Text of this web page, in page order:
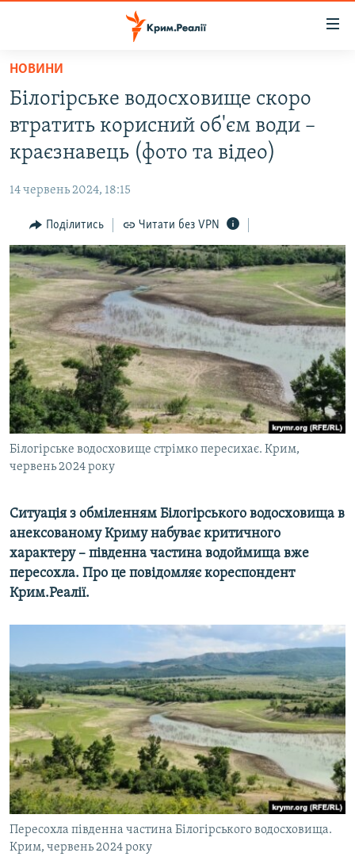
Перейти
основного
матеріалу
Перейти
до
основної
навігації
Перейти
до
пошуку
ВОДА.КРИМ
ВІДЕО ТА ФОТО
БЛОГИ
ПОГЛЯД
ІНТЕРВ'Ю
ВСЕ ЗА ДЕНЬ
СПЕЦПРОЕКТИ
ДЕПОРТАЦІЯ
ВІДЕОУРОКИ «ELIFBE»
СВІДЧЕННЯ ОКУПАЦІЇ
УКРАЇНСЬКА ПРОБЛЕМА КРИМУ
ІНФОГРАФІКА
ЯК ОБІЙТИ БЛОКУВАННЯ
Русский
Qırımtatar
ДОЛУЧАЙСЯ!
Усі сайти RFE/RL
НОВИНИ
Білогірське водосховище скоро
втратить корисний об'єм води –
краєзнавець (фото та відео)
14 червень 2024, 18:15
Поділитись Читати без VPN
Білогірське водосховище стрімко пересихає. Крим,
червень 2024 року
Ситуація з обміленням Білогірського водосховища в
анексованому Криму набуває критичного
характеру – південна частина водоймища вже
пересохла. Про це повідомляє кореспондент
Крим.Реалії.
Пересохла південна частина Білогірського водосховища.
Крим, червень 2024 року